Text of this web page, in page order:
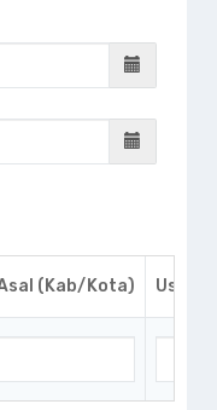
(Kab/Kota) Usia